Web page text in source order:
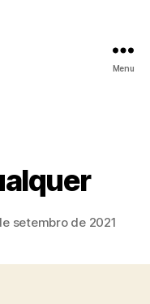
Menu
setembro de 2021